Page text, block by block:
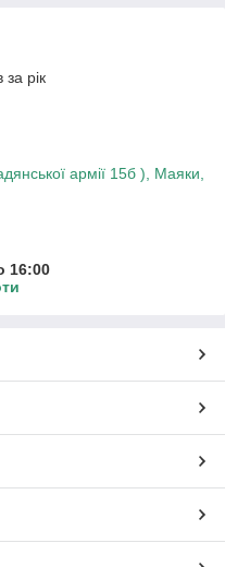
за рік
армії 15б ), Маяки,
16:00